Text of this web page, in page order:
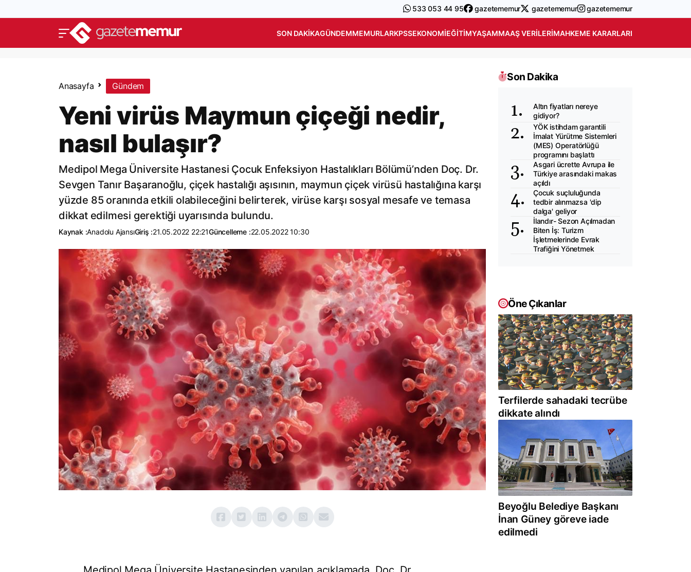
533 053 44 95 gazetememur gazetememur gazetememur
SON DAKIKAGÜNDEMMEMURLARKPSSEKONOMIEĞITIMYAŞAMMAAŞ VERILERIMAHKEME KARARLARI
Anasayfa Gündem
Yeni virüs Maymun çiçeği nedir,
nasıl bulaşır?
Medipol Mega Üniversite Hastanesi Çocuk Enfeksiyon Hastalıkları Bölümü’nden Doç. Dr.
Sevgen Tanır Başaranoğlu, çiçek hastalığı aşısının, maymun çiçek virüsü hastalığına karşı
yüzde 85 oranında etkili olabileceğini belirterek, virüse karşı sosyal mesafe ve temasa
dikkat edilmesi gerektiği uyarısında bulundu.
Kaynak :Anadolu AjansıGiriş :21.05.2022 22:21Güncelleme :22.05.2022 10:30
Son Dakika
Altın fiyatları nereye
gidiyor?
YÖK istihdam garantili
İmalat Yürütme Sistemleri
(MES) Operatörlüğü
programını başlattı
Asgari ücrette Avrupa ile
Türkiye arasındaki makas
açıldı
Çocuk suçluluğunda
tedbir alınmazsa 'dip
dalga' geliyor
İlandır- Sezon Açılmadan
Biten İş: Turizm
İşletmelerinde Evrak
Trafiğini Yönetmek
Öne Çıkanlar
Terfilerde sahadaki tecrübe
dikkate alındı
Beyoğlu Belediye Başkanı
İnan Güney göreve iade
edilmedi